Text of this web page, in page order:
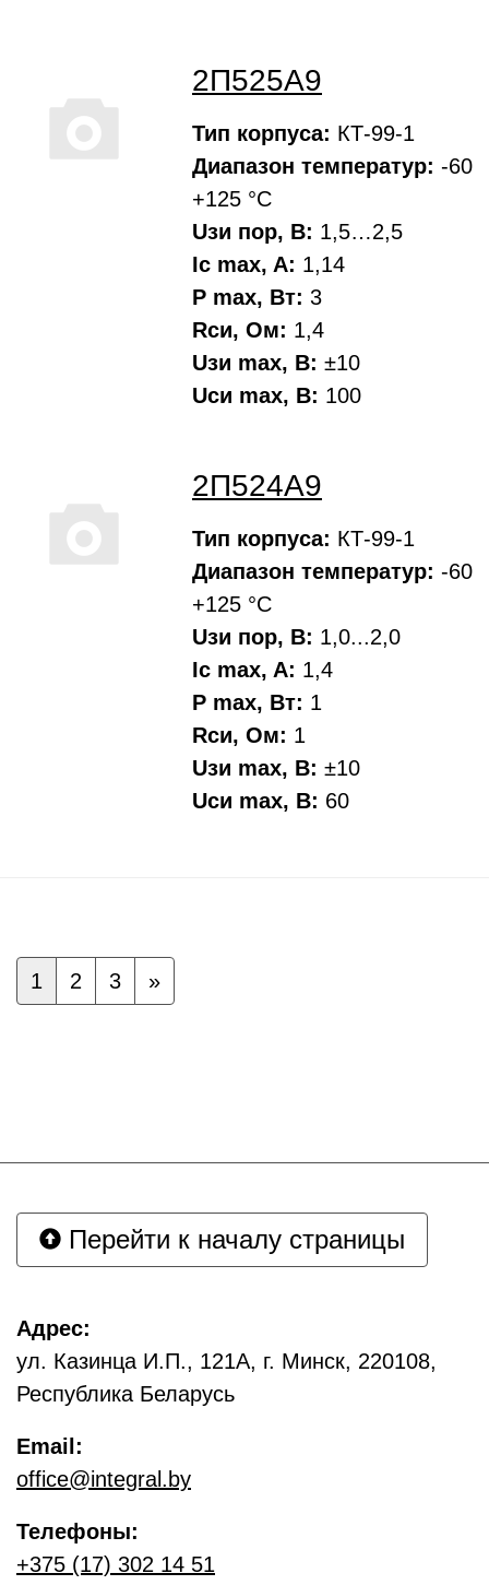
2П525А9
Тип корпуса: КТ-99-1
Диапазон температур: -60
+125 °С
Uзи пор, В: 1,5…2,5
Ic max, A: 1,14
P max, Вт: 3
Rси, Oм: 1,4
Uзи max, В: ±10
Uси max, В: 100
2П524А9
Тип корпуса: КТ-99-1
Диапазон температур: -60
+125 °С
Uзи пор, В: 1,0...2,0
Ic max, A: 1,4
P max, Вт: 1
Rси, Oм: 1
Uзи max, В: ±10
Uси max, В: 60
1 2 3 »
Перейти к началу страницы
Адрес:
ул. Казинца И.П., 121А, г. Минск, 220108,
Республика Беларусь
Email:
office@integral.by
Телефоны:
+375 (17) 302 14 51